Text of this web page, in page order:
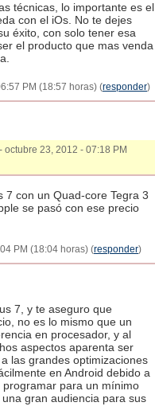
técnicas, lo importante es el
con el iOs. No te dejes
éxito, con solo tener esa
el producto que mas venda
PM (18:57 horas) (responder)
octubre 23, 2012 - 07:18 PM
7 con un Quad-core Tegra 3
se pasó con ese precio
PM (18:04 horas) (responder)
7, y te aseguro que
no es lo mismo que un
en procesador, y al
aspectos aparenta ser
las grandes optimizaciones
en Android debido a
para un mínimo
gran audiencia para sus